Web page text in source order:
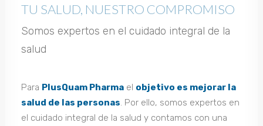
TU SALUD, NUESTRO COMPROMISO
Somos expertos en el cuidado integral de la
salud
Para PlusQuam Pharma el objetivo es mejorar la
salud de las personas. Por ello, somos expertos en
el cuidado integral de la salud y contamos con una